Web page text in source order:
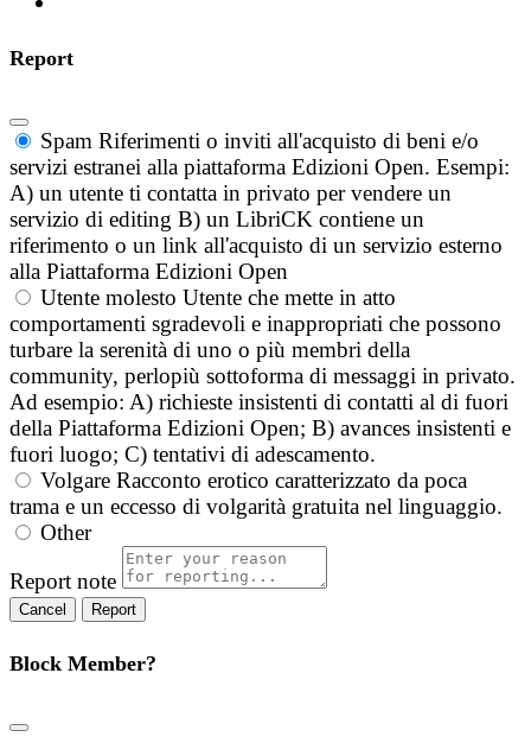
Report
Spam Riferimenti o inviti all'acquisto di beni e/o
servizi estranei alla piattaforma Edizioni Open. Esempi:
A) un utente ti contatta in privato per vendere un
servizio di editing B) un LibriCK contiene un
riferimento o un link all'acquisto di un servizio esterno
alla Piattaforma Edizioni Open
Utente molesto Utente che mette in atto
comportamenti sgradevoli e inappropriati che possono
turbare la serenità di uno o più membri della
community, perlopiù sottoforma di messaggi in privato.
Ad esempio: A) richieste insistenti di contatti al di fuori
della Piattaforma Edizioni Open; B) avances insistenti e
fuori luogo; C) tentativi di adescamento.
Volgare Racconto erotico caratterizzato da poca
trama e un eccesso di volgarità gratuita nel linguaggio.
Other
Report note
Report
Block Member?